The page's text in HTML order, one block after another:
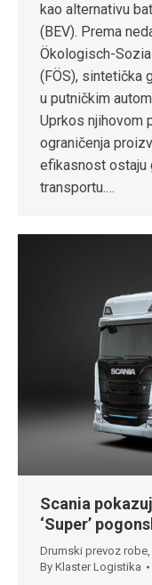
kao alternativu
(BEV). Prema
Ökologisch-
(FÖS), sintetička
u putničkim
Uprkos njihovom
ograničenja
efikasnost ostaju
transportu.…
Scania
‘Super’
Drumski prevoz robe
By Klaster Logistika